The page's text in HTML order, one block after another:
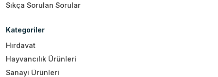
Sıkça Sorulan Sorular
Kategoriler
Hırdavat
Hayvancılık Ürünleri
Sanayi Ürünleri